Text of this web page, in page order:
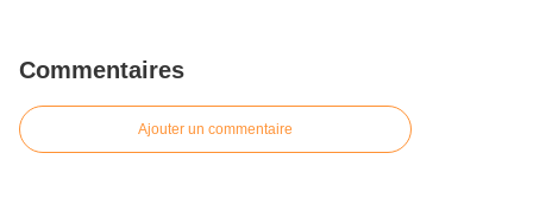
Commentaires
Ajouter un commentaire